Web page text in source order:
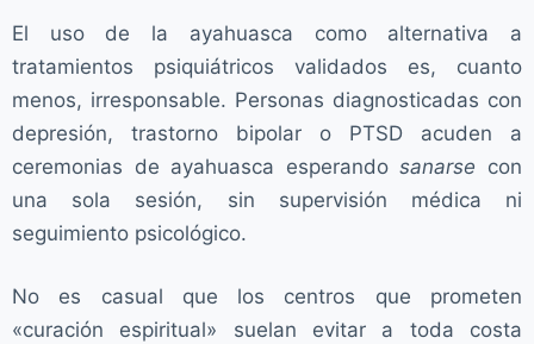
El uso de la ayahuasca como alternativa a
tratamientos psiquiátricos validados es, cuanto
menos, irresponsable. Personas diagnosticadas con
depresión, trastorno bipolar o PTSD acuden a
ceremonias de ayahuasca esperandosanarse con
una sola sesión, sin supervisión médica ni
seguimiento psicológico.
No es casual que los centros que prometen
«curación espiritual» suelan evitar a toda costa